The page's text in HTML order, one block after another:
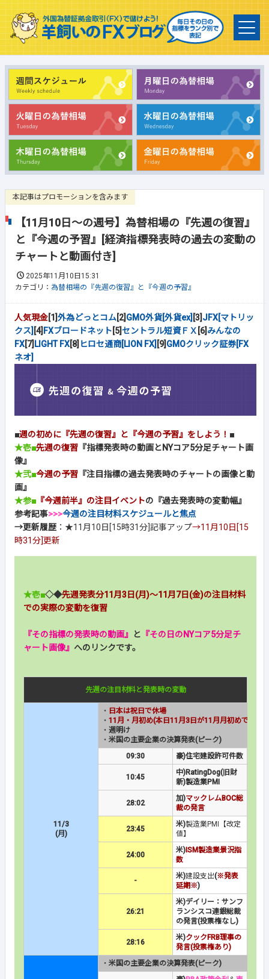
本記事はプロモーションを含みます
【11月10日～の週号】為替相場の『先週の復習』
と『今週の予習』[経済指標発表時の過去の変動の
チャートと動画付き]
2025年11月10日15:31
カテゴリ： 為替相場の『先週の復習』と『今週の予習』
人気現金[1]外為どっとコム[2] GMO外貨[外貨ex] [3] JFX[マトリッ
クス] [4] FXブロードネット [5]セントラル短資ＦＸ [6] みんなの
FX[7] LIGHT FX[8] ヒロセ通商[LION FX] [9] GMOクリック証券[FX
ネオ]
■週の初めに『先週の復習』と『今週の予習』をしよう！ ■
★壱■先週の復習 『指標発表時の動画とNYコア5分足チャート画
像』
★弐■今週の予習 『注目指標の過去発表時のチャートの画像と動
画』
★参■ 『今週前半』の注目イベントの『過去発表時の変動幅』
参考記事>>>今週の注目材料スケジュールと焦点
→更新履歴 ：★11月10日[15時31分]記事アップ→11月10日[15
時31分]更新
★壱■◇◆先週発表分11月3日(月)～11月7日(金)の注目材料
での実際の変動を復習
『その指標の発表時の動画』 と 『その日のNYコア5分足チ
ャート画像』 へのリンクです。
先週の注目材料と発表時の変動
11/3
(月)
・ 日本は祝日で休場
・ 11月・月初め(本日11月3日が11月月初めでの最
・ 週明け
・ 米国の主要企業の決算発表(ピーク)
09:30
豪)住宅建設許可件数
10:45
中)RatingDog(旧財
新)製造業PMI
28:02
加)マックレムBOC総
裁の発言
23:45
米)製造業PMI【改定
値】
24:00
米) ISM製造業景況指
数
-
米)建設支出(※発表
延期※)
26:21
米)デイリー：サンフ
ランシスコ連銀総裁
の発言(投票権なし)
28:16
米)クックFRB理事の
発言(投票権あり)
・ 米国の主要企業の決算発表(ピーク)